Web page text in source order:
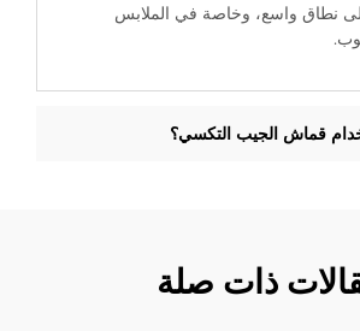
نطاق واسع، وخاصة في الملابس
قماش الجيب التكسي؟
ذات صلة